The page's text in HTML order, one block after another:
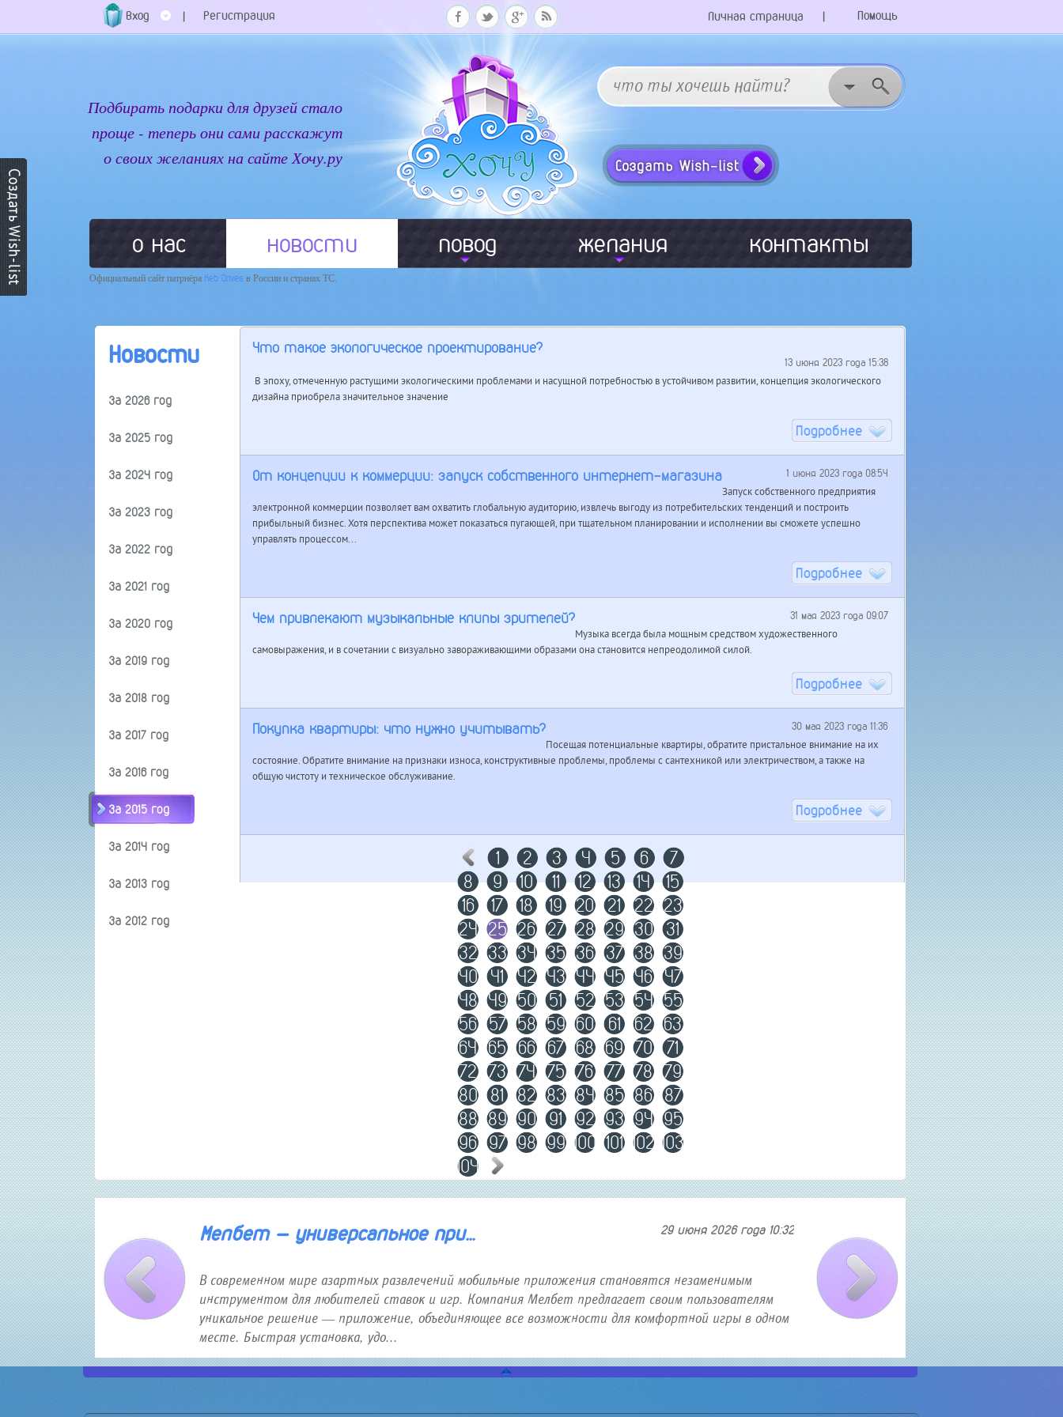
Помощь
Вход | Регистрация |
Личная страница
Подбирать подарки для друзей стало
проще - теперь они сами расскажут
о своих желаниях на сайте Хочу.ру
о нас новости повод желания контакты
Официальный сайт патрнёра Keb Drives в России и странах ТС.
Новости
За 2026 год
За 2025 год
За 2024 год
За 2023 год
За 2022 год
За 2021 год
За 2020 год
За 2019 год
За 2018 год
За 2017 год
За 2016 год
За 2015 год
За 2014 год
За 2013 год
За 2012 год
Что такое экологическое проектирование?
13 июня 2023 года 15:38
В эпоху, отмеченную растущими экологическими проблемами и насущной потребностью в устойчивом развитии, концепция экологического
дизайна приобрела значительное значение
Подробнее
От концепции к коммерции: запуск собственного интернет-магазина
1 июня 2023 года 08:54
Запуск собственного предприятия
электронной коммерции позволяет вам охватить глобальную аудиторию, извлечь выгоду из потребительских тенденций и построить
прибыльный бизнес. Хотя перспектива может показаться пугающей, при тщательном планировании и исполнении вы сможете успешно
управлять процессом...
Подробнее
Чем привлекают музыкальные клипы зрителей?
31 мая 2023 года 09:07
Музыка всегда была мощным средством художественного
самовыражения, и в сочетании с визуально завораживающими образами она становится непреодолимой силой.
Подробнее
Покупка квартиры: что нужно учитывать?
30 мая 2023 года 11:36
Посещая потенциальные квартиры, обратите пристальное внимание на их
состояние. Обратите внимание на признаки износа, конструктивные проблемы, проблемы с сантехникой или электричеством, а также на
общую чистоту и техническое обслуживание.
Подробнее
1 2 3 4 5 6
7
8
9 10 11 12 13 14
15
16
17 18 19 20 21 22 23
24 25 26 27 28 29 30
31
32 33 34 35 36 37 38 39
40
41 42 43 44 45 46 47
48 49 50 51 52 53 54 55
56 57 58 59 60 61 62 63
64 65 66 67 68 69 70
71
72 73 74 75 76 77 78 79
80
81 82 83 84 85 86 87
88 89 90 91 92 93 94 95
96 97 98 99 100 101 102 103
104
30 января 2026 года 12:16
Мелбет — универсальное при... 29 июня 2026 года 10:32
В современном мире азартных развлечений мобильные приложения становятся незаменимым
инструментом для любителей ставок и игр. Компания Мелбет предлагает своим пользователям
уникальное решение — приложение, объединяющее все возможности для комфортной игры в одном
месте. Быстрая установка, удо...
Как найти и приобрести
В современном мире полеты становятся
искать авиабилеты по выгодным ценам.
то эта статья именно для вас. В ней я
о секретных трюка...